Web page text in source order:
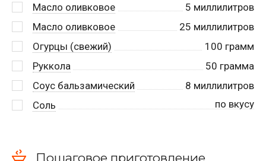
Масло оливковое
5 миллилитров
Масло оливковое
25 миллилитров
Огурцы (свежий)
100 грамм
Руккола
50 грамма
Соус бальзамический
8 миллилитров
Соль
по вкусу
Пошаговое приготовление